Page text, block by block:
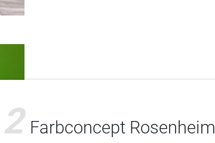
2 Farbconcept Rosenheim